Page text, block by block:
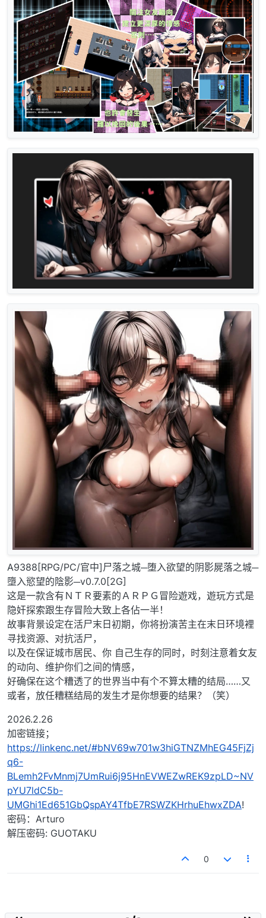
A9388[RPG/PC/官中]尸落之城─堕入欲望的阴影屍落之城─
墮入慾望的陰影─v0.7.0[2G]
这是一款含有ＮＴＲ要素的ＡＲＰＧ冒险遊戏，遊玩方式是
隐奸探索跟生存冒险大致上各佔一半！
故事背景设定在活尸末日初期，你将扮演苦主在末日环境裡
寻找资源、对抗活尸，
以及在保证城市居民、你 自己生存的同时，时刻注意着女友
的动向、维护你们之间的情感，
好确保在这个糟透了的世界当中有个不算太糟的结局……又
或者，放任糟糕结局的发生才是你想要的结果？（笑）
2026.2.26
加密链接；
https://linkenc.net/#bNV69w701w3hiGTNZMhEG45FjZj
q6-
BLemh2FvMnmj7UmRui6j95HnEVWEZwREK9zpLD~NV
pYU7ldC5b-
UMGhi1Ed651GbQspAY4TfbE7RSWZKHrhuEhwxZDA!
密码：Arturo
解压密码: GUOTAKU
0